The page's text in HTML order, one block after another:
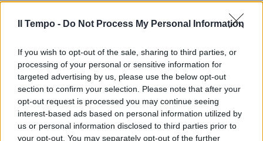
Il Tempo - Do Not Process My Personal Information
If you wish to opt-out of the sale, sharing to third parties, or
processing of your personal or sensitive information for
targeted advertising by us, please use the below opt-out
section to confirm your selection. Please note that after your
opt-out request is processed you may continue seeing
interest-based ads based on personal information utilized by
us or personal information disclosed to third parties prior to
your opt-out. You may separately opt-out of the further
In evidenza